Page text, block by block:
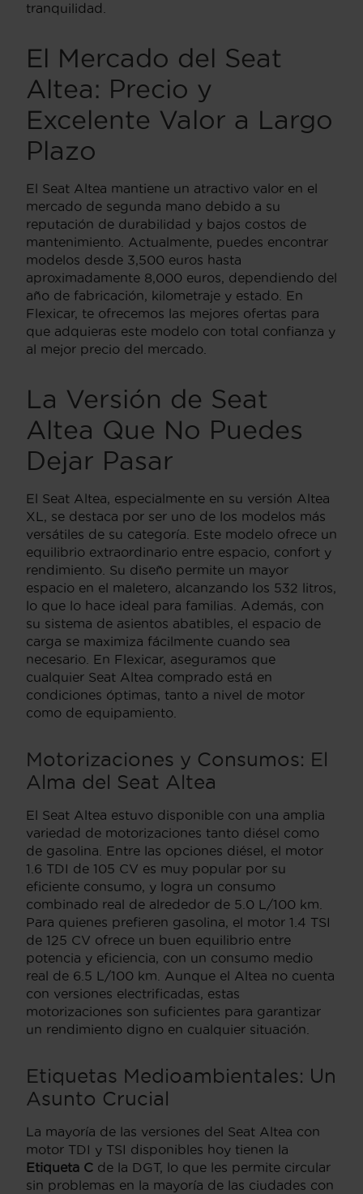
tranquilidad.
El Mercado del Seat
Altea: Precio y
Excelente Valor a Largo
Plazo
El Seat Altea mantiene un atractivo valor en el
mercado de segunda mano debido a su
reputación de durabilidad y bajos costos de
mantenimiento. Actualmente, puedes encontrar
modelos desde 3,500 euros hasta
aproximadamente 8,000 euros, dependiendo del
año de fabricación, kilometraje y estado. En
Flexicar, te ofrecemos las mejores ofertas para
que adquieras este modelo con total confianza y
al mejor precio del mercado.
La Versión de Seat
Altea Que No Puedes
Dejar Pasar
El Seat Altea, especialmente en su versión Altea
XL, se destaca por ser uno de los modelos más
versátiles de su categoría. Este modelo ofrece un
equilibrio extraordinario entre espacio, confort y
rendimiento. Su diseño permite un mayor
espacio en el maletero, alcanzando los 532 litros,
lo que lo hace ideal para familias. Además, con
su sistema de asientos abatibles, el espacio de
carga se maximiza fácilmente cuando sea
necesario. En Flexicar, aseguramos que
cualquier Seat Altea comprado está en
condiciones óptimas, tanto a nivel de motor
como de equipamiento.
Motorizaciones y Consumos: El
Alma del Seat Altea
El Seat Altea estuvo disponible con una amplia
variedad de motorizaciones tanto diésel como
de gasolina. Entre las opciones diésel, el motor
1.6 TDI de 105 CV es muy popular por su
eficiente consumo, y logra un consumo
combinado real de alrededor de 5.0 L/100 km.
Para quienes prefieren gasolina, el motor 1.4 TSI
de 125 CV ofrece un buen equilibrio entre
potencia y eficiencia, con un consumo medio
real de 6.5 L/100 km. Aunque el Altea no cuenta
con versiones electrificadas, estas
motorizaciones son suficientes para garantizar
un rendimiento digno en cualquier situación.
Etiquetas Medioambientales: Un
Asunto Crucial
La mayoría de las versiones del Seat Altea con
motor TDI y TSI disponibles hoy tienen la
Etiqueta C de la DGT, lo que les permite circular
sin problemas en la mayoría de las ciudades con